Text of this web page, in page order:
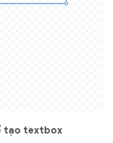
tạo textbox